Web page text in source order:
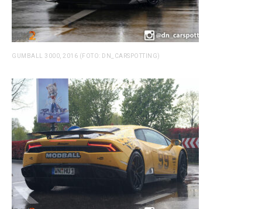
GUMBALL 3000, 2016 (FOTO: DN_CARSPOTTING)